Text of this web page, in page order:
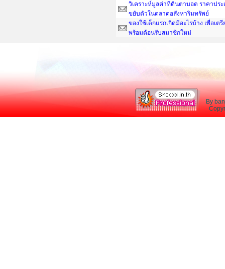
วิเคราะห์มูลค่าที่ดินตาบอด ราคาประ
ขยับตัวในตลาดอสังหาริมทรัพย์
ของใช้เด็กแรกเกิดมีอะไรบ้าง เพื่อเต
พร้อมต้อนรับสมาชิกใหม่
By